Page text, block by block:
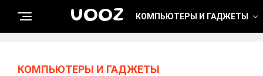
UOOZ КОМПЬЮТЕРЫ И ГАДЖЕТЫ
КОМПЬЮТЕРЫ И ГАДЖЕТЫ